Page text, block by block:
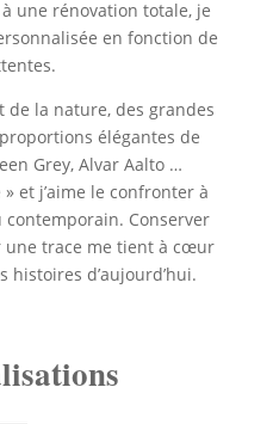
une rénovation totale, je
en fonction de
la nature, des grandes
élégantes de
Grey, Alvar Aalto …
et j’aime le confronter à
Conserver
une trace me tient à cœur
d’aujourd’hui.